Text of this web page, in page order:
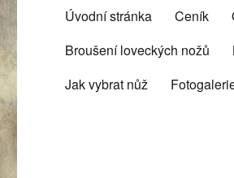
Úvodní stránka Ceník
Broušení loveckých nožů
Jak vybrat nůž